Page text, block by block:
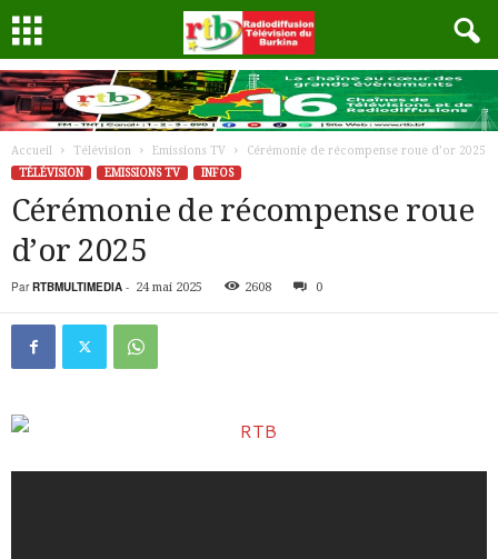
Accueil Télévision Emissions TV
Cérémonie de récompense roue d’or 2025
TÉLÉVISION
EMISSIONS TV INFOS
Cérémonie de récompense roue
d’or 2025
Par RTBMULTIMEDIA - 24 mai 2025 2608 0